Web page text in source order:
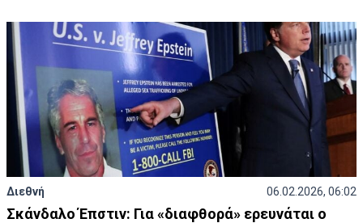
Διεθνή 06.02.2026, 06:02
Σκάνδαλο Έπστιν: Για «διαφθορά» ερευνάται ο